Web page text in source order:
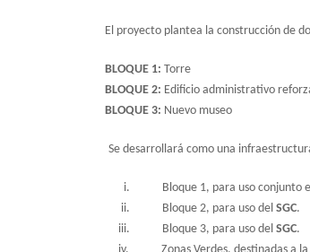
El proyecto plantea la construcción de
BLOQUE 1: Torre
BLOQUE 2: Edificio administrativo
BLOQUE 3: Nuevo museo
Se desarrollará como una
i. Bloque 1, para uso conjunto
ii. Bloque 2, para uso del SGC.
iii. Bloque 3, para uso del SGC.